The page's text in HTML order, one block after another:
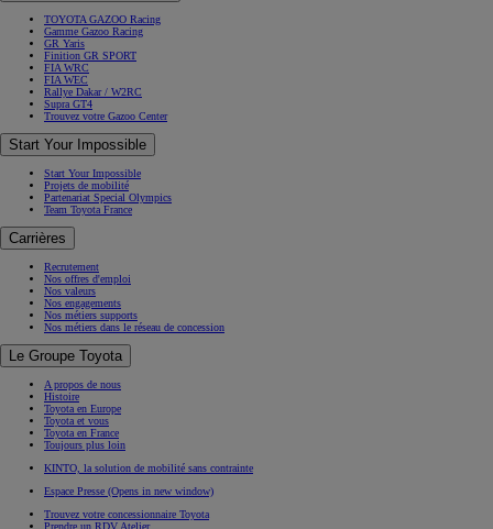
TOYOTA GAZOO Racing
Gamme Gazoo Racing
GR Yaris
Finition GR SPORT
FIA WRC
FIA WEC
Rallye Dakar / W2RC
Supra GT4
Trouvez votre Gazoo Center
Start Your Impossible
Start Your Impossible
Projets de mobilité
Partenariat Special Olympics
Team Toyota France
Carrières
Recrutement
Nos offres d'emploi
Nos valeurs
Nos engagements
Nos métiers supports
Nos métiers dans le réseau de concession
Le Groupe Toyota
A propos de nous
Histoire
Toyota en Europe
Toyota et vous
Toyota en France
Toujours plus loin
KINTO, la solution de mobilité sans contrainte
Espace Presse (Opens in new window)
Trouvez votre concessionnaire Toyota
Prendre un RDV Atelier